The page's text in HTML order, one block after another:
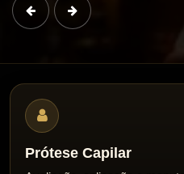
PreviousNext
Prótese Capilar